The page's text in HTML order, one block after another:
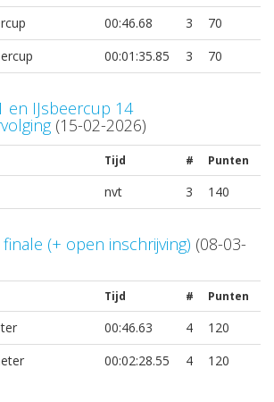
00:46.68 3
70
00:01:35.85 3 70
en IJsbeercup 14
(15-02-2026)
Tijd # Punten
nvt 3 140
(+ open inschrijving) (08-03-
Tijd # Punten
00:46.63 4
120
00:02:28.55 4 120